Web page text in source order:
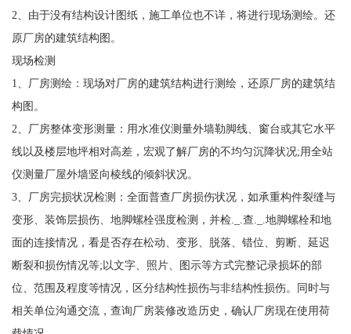
2、由于没有结构设计图纸，施工单位也不详，将进行现场测绘。还
原厂房的建筑结构图。
现场检测
1、厂房测绘：现场对厂房的建筑结构进行测绘，还原厂房的建筑结
构图。
2、厂房整体变形测量：用水准仪测量外墙勒脚线、窗台或其它水平
线以及楼层地坪相对高差，宏观了解厂房的不均匀沉降状况;用全站
仪测量厂屋外墙竖向棱线的倾斜状况。
3、厂房完损状况检测：全面普查厂房损伤状况，如承重构件裂缝与
变形、装饰层损伤、地脚螺栓强度检测，并检._.查._.地脚螺栓和地
面的连接情况，看是否存在松动、变形、脱落、错位、剪断、延迟
断裂和损伤情况等;以文字、照片、图示等方式完整记录损坏的部
位、范围及程度等情况，区分结构性损伤与非结构性损伤。同时与
相关单位沟通交流，查询厂房装修改造历史，确认厂房现在使用荷